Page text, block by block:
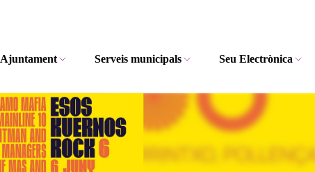
Ajuntament Serveis municipals Seu Electrònica